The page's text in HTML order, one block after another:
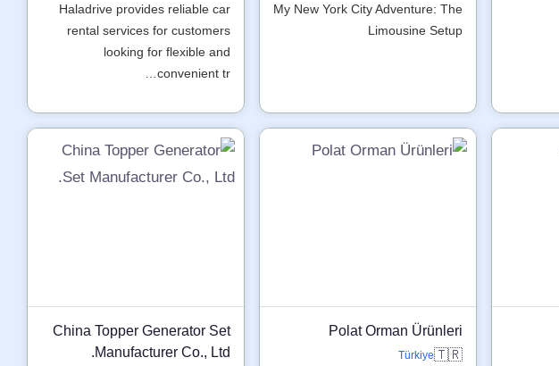
My New York City Adventure: The
Limousine Setup
Haladrive provides reliable car
rental services for customers
looking for flexible and
convenient tr…
Polat Orman Ürünleri
🇹🇷
Türkiye
China Topper Generator Set
Manufacturer Co., Ltd.